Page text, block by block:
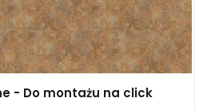
- Do montażu na click